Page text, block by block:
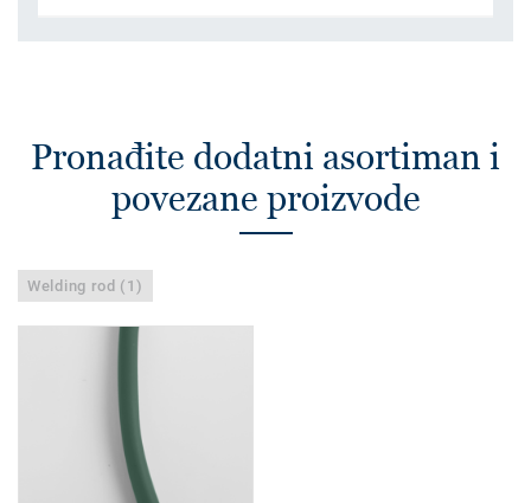
Pronađite dodatni asortiman i
povezane proizvode
Welding rod (1)